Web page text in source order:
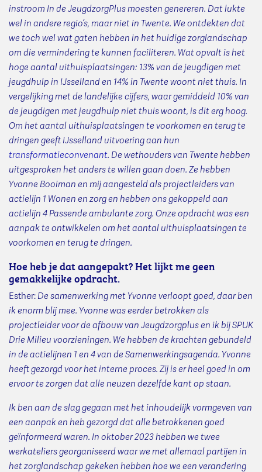
instroom In de JeugdzorgPlus moesten genereren. Dat lukte
wel in andere regio’s, maar niet in Twente. We ontdekten dat
we toch wel wat gaten hebben in het huidige zorglandschap
om die vermindering te kunnen faciliteren. Wat opvalt is het
hoge aantal uithuisplaatsingen: 13% van de jeugdigen met
jeugdhulp in IJsselland en 14% in Twente woont niet thuis. In
vergelijking met de landelijke cijfers, waar gemiddeld 10% van
de jeugdigen met jeugdhulp niet thuis woont, is dit erg hoog.
Om het aantal uithuisplaatsingen te voorkomen en terug te
dringen geeft IJsselland uitvoering aan hun
transformatieconvenant. De wethouders van Twente hebben
uitgesproken het anders te willen gaan doen. Ze hebben
Yvonne Booiman en mij aangesteld als projectleiders van
actielijn 1 Wonen en zorg en hebben ons gekoppeld aan
actielijn 4 Passende ambulante zorg. Onze opdracht was een
aanpak te ontwikkelen om het aantal uithuisplaatsingen te
voorkomen en terug te dringen.
Hoe heb je dat aangepakt? Het lijkt me geen
gemakkelijke opdracht.
Esther: De samenwerking met Yvonne verloopt goed, daar ben
ik enorm blij mee. Yvonne was eerder betrokken als
projectleider voor de afbouw van Jeugdzorgplus en ik bij SPUK
Drie Milieu voorzieningen. We hebben de krachten gebundeld
in de actielijnen 1 en 4 van de Samenwerkingsagenda. Yvonne
heeft gezorgd voor het interne proces. Zij is er heel goed in om
ervoor te zorgen dat alle neuzen dezelfde kant op staan.
Ik ben aan de slag gegaan met het inhoudelijk vormgeven van
een aanpak en heb gezorgd dat alle betrokkenen goed
geïnformeerd waren. In oktober 2023 hebben we twee
werkateliers georganiseerd waar we met allemaal partijen in
het zorglandschap gekeken hebben hoe we een verandering